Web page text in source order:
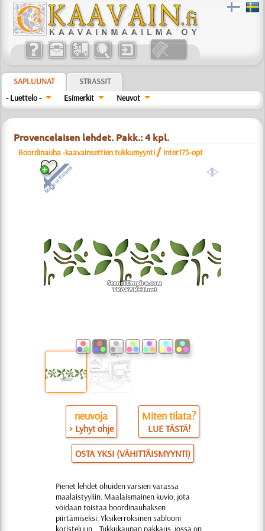
SAPLUUNAT
STRASSIT
- Luettelo -
Esimerkit Neuvot
Provencelaisen lehdet. Pakk.: 4 kpl.
Boordinauha -kaavainsettien tukkumyynti / inter175-opt
a
neuvoja
> Lyhyt ohje
Miten tilata?
LUE TÄSTÄ!
OSTA YKSI (VÄHITTÄISMYYNTI)
Pienet lehdet ohuiden varsien varassa
maalaistyyliin. Maalaismainen kuvio, jota
voidaan toistaa boordinauhaksen
piirtämiseksi. Yksikerroksinen sablooni
koristeluun. . Tukkukaupan pakkaus, jossa on